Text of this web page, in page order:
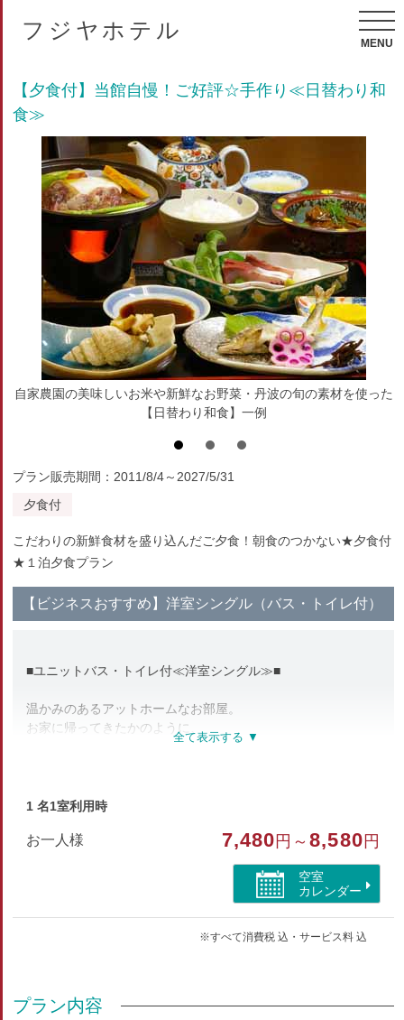
フジヤホテル
MENU
【夕食付】当館自慢！ご好評☆手作り≪日替わり和
食≫
自家農園の美味しいお米や新鮮なお野菜・丹波の旬の素材を使った
【日替わり和食】一例
プラン販売期間：2011/8/4～2027/5/31
夕食付
こだわりの新鮮食材を盛り込んだご夕食！朝食のつかない★夕食付
★１泊夕食プラン
【ビジネスおすすめ】洋室シングル（バス・トイレ付）
■ユニットバス・トイレ付≪洋室シングル≫■
温かみのあるアットホームなお部屋。
お家に帰ってきたかのように、
くつろいでお泊まりいただけます。
部屋種別
トイレ/インターネットができる部屋/ユニットバス
1 名1室利用時
お一人様 7,480 円～8,580 円
空室
カレンダー
※すべて消費税 込・サービス料 込
プラン内容